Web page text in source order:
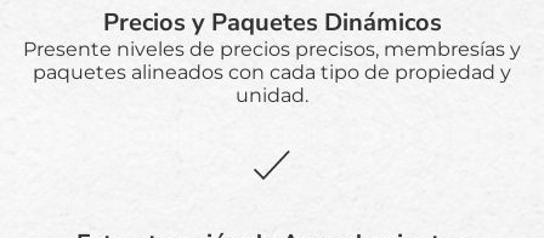
Precios y Paquetes Dinámicos
Presente niveles de precios precisos, membresías y
paquetes alineados con cada tipo de propiedad y
unidad.